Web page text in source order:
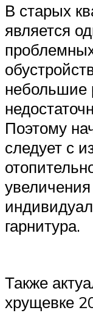
В старых
является
небольшие
Поэтому
следует с
гарнитура.
Также
хрущевке